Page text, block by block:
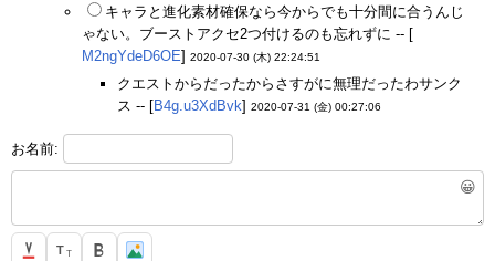
キャラと進化素材確保なら今からでも十分間に合うんじ
ゃない。ブーストアクセ2つ付けるのも忘れずに -- [
M2ngYdeD6OE] 2020-07-30 (木) 22:24:51
クエストからだったからさすがに無理だったわサンク
ス -- [B4g.u3XdBvk] 2020-07-31 (金) 00:27:06
お名前:
😀
T T